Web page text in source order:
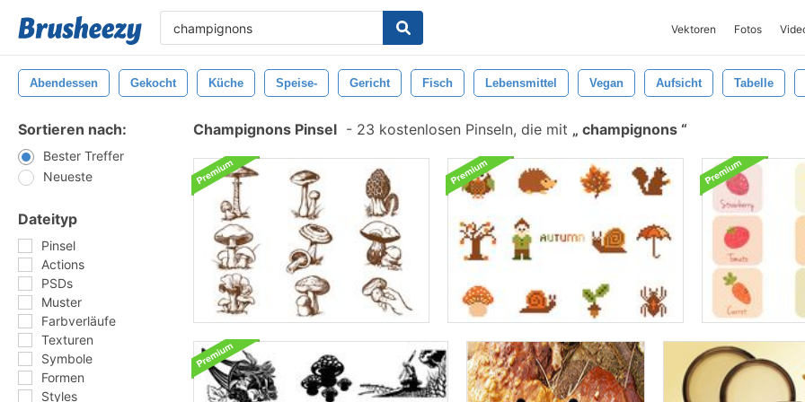
Vektoren Fotos
Abendessen Gekocht Küche Speise- Gericht Fisch Lebensmittel Vegan Aufsicht Tabelle
Sortieren nach:
Bester Treffer
Neueste
Dateityp
Pinsel
Actions
PSDs
Muster
Farbverläufe
Texturen
Symbole
Formen
Styles
Champignons Pinsel - 23 kostenlosen Pinseln, die mit champignons